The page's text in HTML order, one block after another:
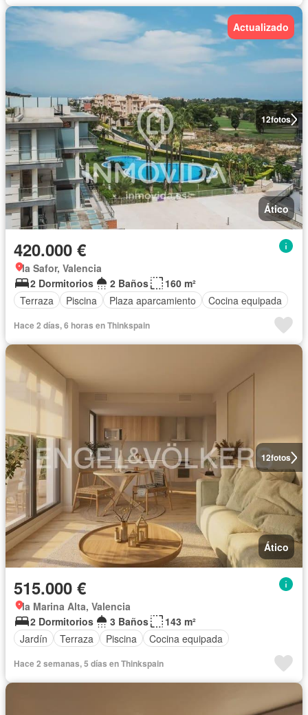
12fotos
Actualizado
Ático
420.000 €
la Safor, Valencia
2 Dormitorios
2 Baños
160 m²
Terraza
Piscina Plaza aparcamiento Cocina equipada
Hace 2 días, 6 horas en Thinkspain
12fotos
Ático
515.000 €
la Marina Alta, Valencia
2 Dormitorios
3 Baños
143 m²
Jardín
Terraza Piscina Cocina equipada
Hace 2 semanas, 5 días en Thinkspain